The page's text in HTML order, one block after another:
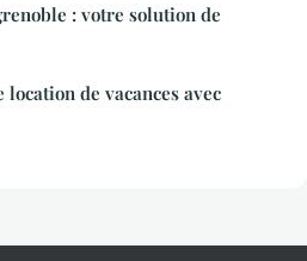
: votre solution de
de vacances avec